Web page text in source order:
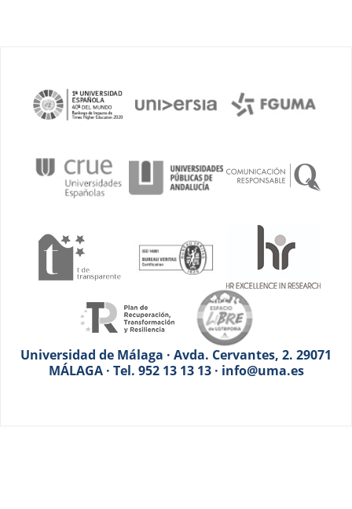
Universidad de Málaga · Avda. Cervantes, 2. 29071
MÁLAGA · Tel. 952 13 13 13 · info@uma.es